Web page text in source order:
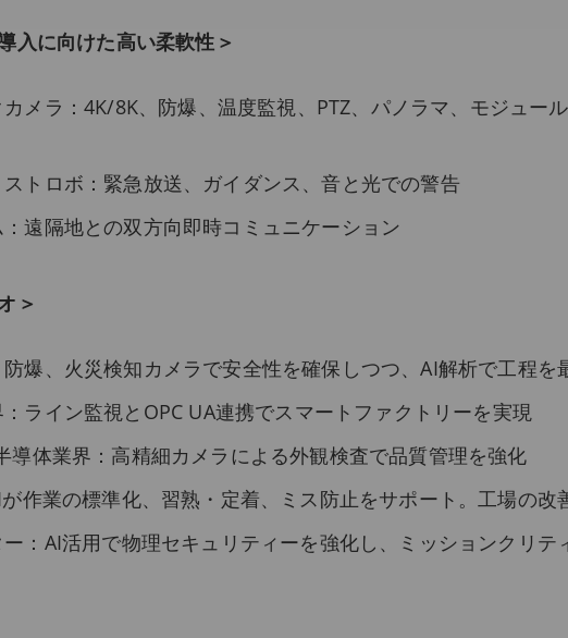
入に向けた高い柔軟性＞
メラ：4K/8K、防爆、温度監視、PTZ、パノラマ、モジュー
トロボ：緊急放送、ガイダンス、音と光での警告
遠隔地との双方向即時コミュニケーション
＞
爆、火災検知カメラで安全性を確保しつつ、AI解析で工程を
ライン監視とOPC UA連携でスマートファクトリーを実現
導体業界：高精細カメラによる外観検査で品質管理を強化
作業の標準化、習熟・定着、ミス防止をサポート。工場の改
：AI活用で物理セキュリティーを強化し、ミッションクリテ